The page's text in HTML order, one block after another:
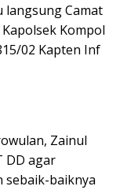
langsung Camat
Kapolsek Kompol
02 Kapten Inf
Zainul
DD agar
sebaik-baiknya